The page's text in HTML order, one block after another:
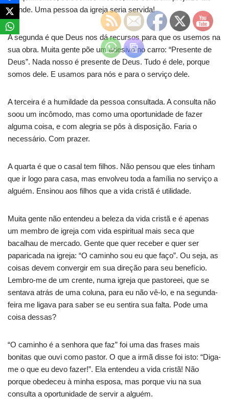
grande. Uma pessoa da igreja seria servida!
A segunda é que Deus nos dá recursos para que os usemos na
sua obra. Muita gente põe um adesivo no carro: “Presente de
Deus”. Nada nosso é presente de Deus. Tudo é dele, porque
somos dele. E usamos para nós e para o serviço dele.
A terceira é a humildade da pessoa consultada. A consulta não
soou um incômodo, mas como uma oportunidade de fazer
alguma coisa, e com alegria se pôs à disposição. Faria o
necessário. Com prazer.
A quarta é que o casal tem filhos. Não pensou que eles tinham
que ir logo para casa, mas envolveu toda a família no serviço a
alguém. Ensinou aos filhos que a vida cristã é utilidade.
Muita gente não entendeu a beleza da vida cristã e é apenas
um membro de igreja com vida espiritual mais seca que
bacalhau de mercado. Gente que quer receber e quer ser
paparicada na igreja: “O caminho sou eu que faço”. Ou seja, as
coisas devem convergir em sua direção para seu benefício.
Lembro-me de um crente, numa igreja que pastoreei, que se
sentava atrás de uma coluna, para eu não vê-lo, e na segunda-
feira me ligava para saber se eu sentira sua falta. Pode uma
coisa dessas?
“O caminho é a senhora que faz” foi uma das frases mais
bonitas que ouvi como pastor. O que a irmã disse foi isto: “Diga-
me o que eu devo fazer!”. Ela entendeu a vida cristã! Não
porque obedeceu à minha esposa, mas porque viu na sua
consulta a oportunidade de servir a alguém.